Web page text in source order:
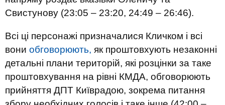
Свистунову (23:05 – 23:20, 24:49 – 26:46).
Всі ці персонажі призначалися Кличком і всі
вони обговорюють, як проштовхують незаконні
детальні плани територій, які розцінки за таке
проштовхування на рівні КМДА, обговорюють
прийняття ДПТ Київрадою, зокрема питання